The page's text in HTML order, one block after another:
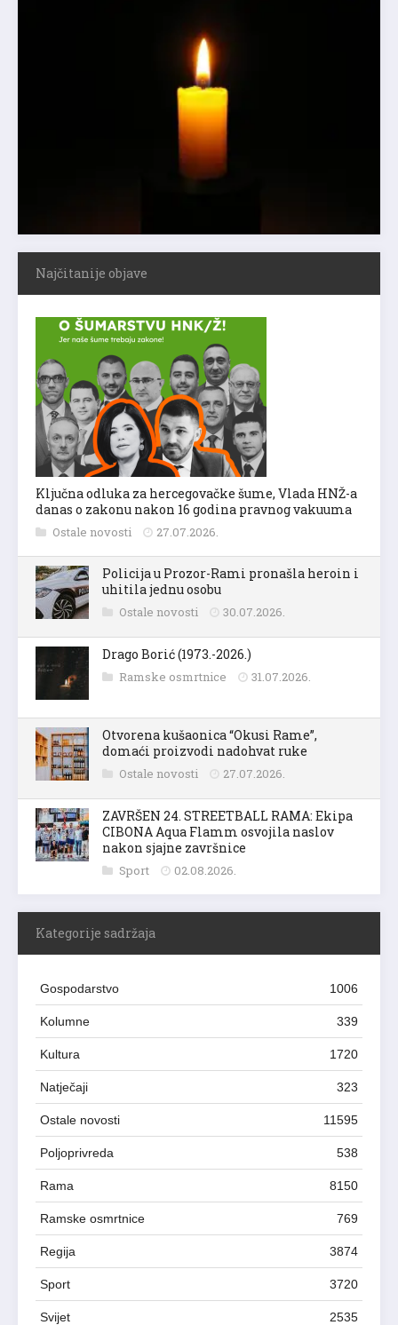
Najčitanije objave
Ključna odluka za hercegovačke šume, Vlada HNŽ-a
danas o zakonu nakon 16 godina pravnog vakuuma
Ostale novosti 27.07.2026.
Policija u Prozor-Rami pronašla heroin i
uhitila jednu osobu
Ostale novosti 30.07.2026.
Drago Borić (1973.-2026.)
Ramske osmrtnice 31.07.2026.
Otvorena kušaonica “Okusi Rame”,
domaći proizvodi nadohvat ruke
Ostale novosti 27.07.2026.
ZAVRŠEN 24. STREETBALL RAMA: Ekipa
CIBONA Aqua Flamm osvojila naslov
nakon sjajne završnice
Sport 02.08.2026.
Kategorije sadržaja
Gospodarstvo 1006
Kolumne 339
Kultura 1720
Natječaji 323
Ostale novosti 11595
Poljoprivreda 538
Rama 8150
Ramske osmrtnice 769
Regija 3874
Sport 3720
Svijet 2535